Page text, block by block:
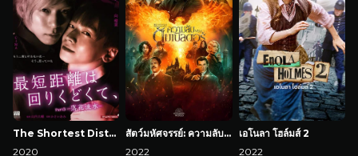
The Shortest Distance is Round 3: Fallen Flowers
2020
สัตว์มหัศจรรย์: ความลับของดัมเบิลดอร์
2022
เอโนลา โฮล์มส์ 2
2022